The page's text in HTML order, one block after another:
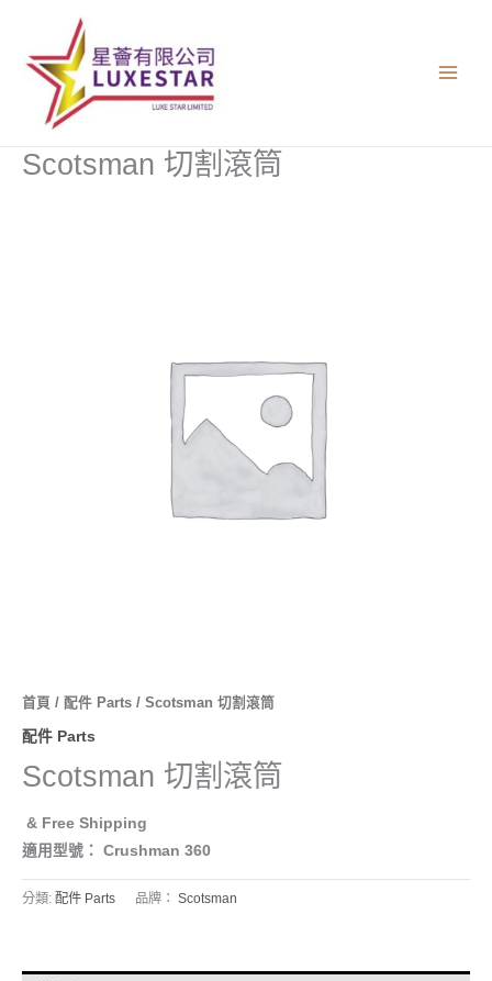
Scotsman 切割滾筒
首頁 / 配件 Parts / Scotsman 切割滾筒
配件 Parts
Scotsman 切割滾筒
& Free Shipping
適用型號： Crushman 360
分類: 配件 Parts 品牌： Scotsman